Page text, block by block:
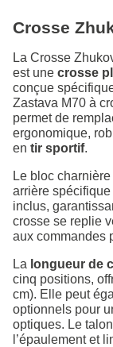
Crosse
La Crosse
est une crosse
conçue
Zastava M70 à
permet de
ergonomique,
en tir sportif.
Le bloc
arrière
inclus,
crosse se replie
aux commandes
La longueur de
cinq positions,
cm). Elle peut
optionnels pour
optiques. Le
l’épaulement et